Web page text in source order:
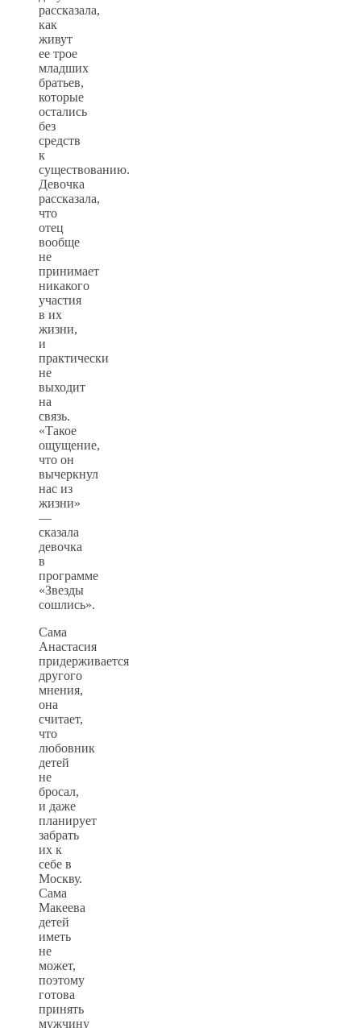
рассказала,
как
живут
ее трое
младших
братьев,
которые
остались
без
средств
к
существованию.
Девочка
рассказала,
что
отец
вообще
не
принимает
никакого
участия
в их
жизни,
и
практически
не
выходит
на
связь.
«Такое
ощущение,
что он
вычеркнул
нас из
жизни»
—
сказала
девочка
в
программе
«Звезды
сошлись».
Сама
Анастасия
придерживается
другого
мнения,
она
считает,
что
любовник
детей
не
бросал,
и даже
планирует
забрать
их к
себе в
Москву.
Сама
Макеева
детей
иметь
не
может,
поэтому
готова
принять
мужчину